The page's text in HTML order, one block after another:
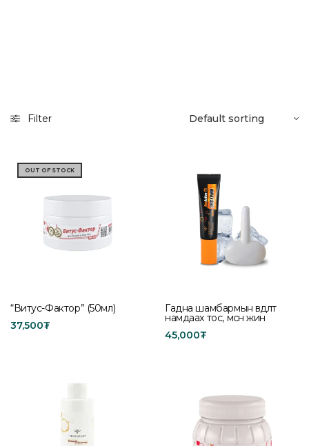
Filter
OUT OF STOCK
“Витус-Фактор” (50мл)
37,500₮
Гадна шамбармын өвдөлт
намдаах тос, мөсөн жин
45,000₮